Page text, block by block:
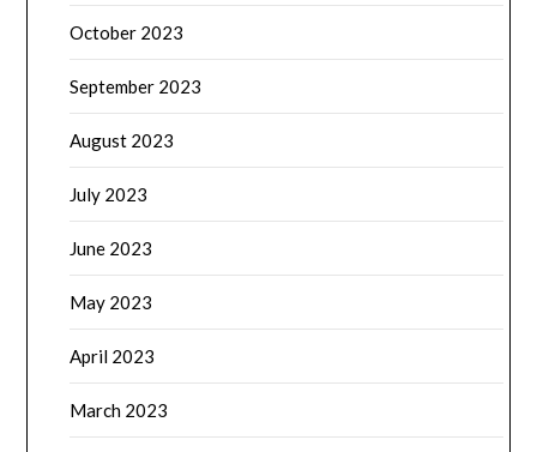
October 2023
September 2023
August 2023
July 2023
June 2023
May 2023
April 2023
March 2023